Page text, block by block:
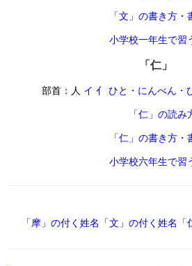
「文」の書き方・
小学校一年生で習
「仁」
部首：人 イ 亻 ひと・にんべん・
「仁」の読み
「仁」の書き方・
小学校六年生で習
「摩」の付く姓名 「文」の付く姓名